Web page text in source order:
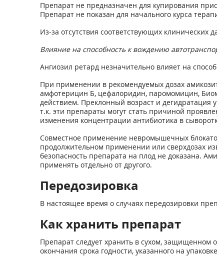
Препарат не предназначен для купирования
Препарат не показан для начального курса
Из-за отсутствия соответствующих
Влияние на способность к вождению
Ангиозил ретард незначительно влияет на
При применении в рекомендуемых дозах
амфотерицин Б, цефалоридин, паромомицин,
действием. Преклонный возраст и
т.к. эти препараты могут стать причиной
изменения концентрации антибиотика в
Совместное применение невромышечных
продолжительном применении или сверхдозах
безопасность препарата на плод не доказана.
применять отдельно от другого.
Передозировка
В настоящее время о случаях передозировки
Как хранить препарат
Препарат следует хранить в сухом, защищенном
окончания срока годности, указанного на